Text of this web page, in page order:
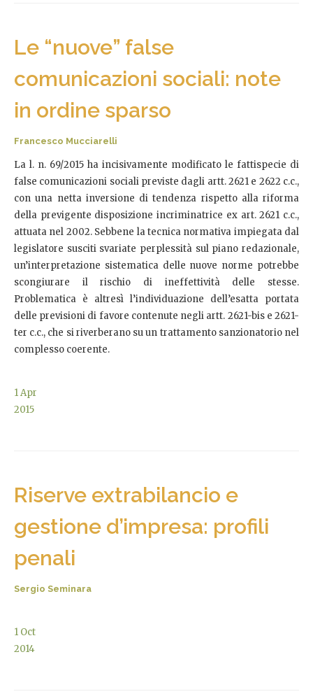
Le “nuove” false
comunicazioni sociali: note
in ordine sparso
Francesco Mucciarelli
La l. n. 69/2015 ha incisivamente modificato le fattispecie di
false comunicazioni sociali previste dagli artt. 2621 e 2622 c.c.,
con una netta inversione di tendenza rispetto alla riforma
della previgente disposizione incriminatrice ex art. 2621 c.c.,
attuata nel 2002. Sebbene la tecnica normativa impiegata dal
legislatore susciti svariate perplessità sul piano redazionale,
un’interpretazione sistematica delle nuove norme potrebbe
scongiurare il rischio di ineffettività delle stesse.
Problematica è altresì l’individuazione dell’esatta portata
delle previsioni di favore contenute negli artt. 2621-bis e 2621-
ter c.c., che si riverberano su un trattamento sanzionatorio nel
complesso coerente.
1Apr
2015
Riserve extrabilancio e
gestione d’impresa: profili
penali
Sergio Seminara
1 Oct
2014